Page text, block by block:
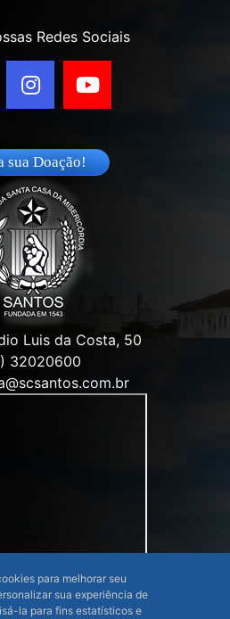
Redes Sociais
sua Doação!
Luis da Costa, 50
32020600
para melhorar seu
sua experiência de
la para fins estatísticos e